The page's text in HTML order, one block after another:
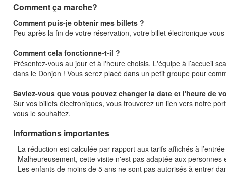
Comment ça marche?
Comment puis-je obtenir mes billets ?
Peu après la fin de votre réservation, votre billet électronique
Comment cela fonctionne-t-il ?
Présentez-vous au jour et à l'heure choisis. L'équipe à l’accueil
dans le Donjon ! Vous serez placé dans un petit groupe pour
Saviez-vous que vous pouvez changer la date et l'heure de
Sur vos billets électroniques, vous trouverez un lien vers notre
vous le souhaitez.
Informations importantes
- La réduction est calculée par rapport aux tarifs affichés à
- Malheureusement, cette visite n'est pas adaptée aux
- Les enfants de moins de 5 ans ne sont pas autorisés à entrer